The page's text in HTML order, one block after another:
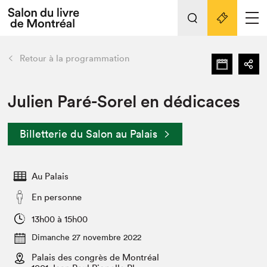
Espace médias
Espace exposant⋅e⋅s
Tout sur l'édition 2022
Actualités
Vidéos et Balados
Club de lecture Braindate
retour Nos activités
Édition 2022
Nous connaître
Projets partenaires 2022
Archives
Liens pratiques
Retour à la programmation
Julien Paré-Sorel en dédicaces
Billetterie du Salon au Palais
Au Palais
En personne
13h00 à 15h00
Dimanche 27 novembre 2022
Palais des congrès de Montréal